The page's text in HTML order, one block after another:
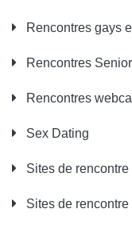
Rencontres gays
Rencontres
Rencontres
Sex Dating
Sites de
Sites de